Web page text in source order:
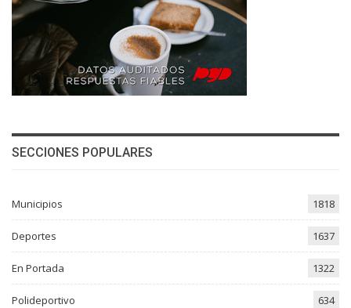
SECCIONES POPULARES
Municipios 1818
Deportes 1637
En Portada 1322
Polideportivo 634